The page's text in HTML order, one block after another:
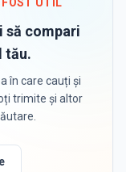
să compari
tău.
în care cauți și
trimite și altor